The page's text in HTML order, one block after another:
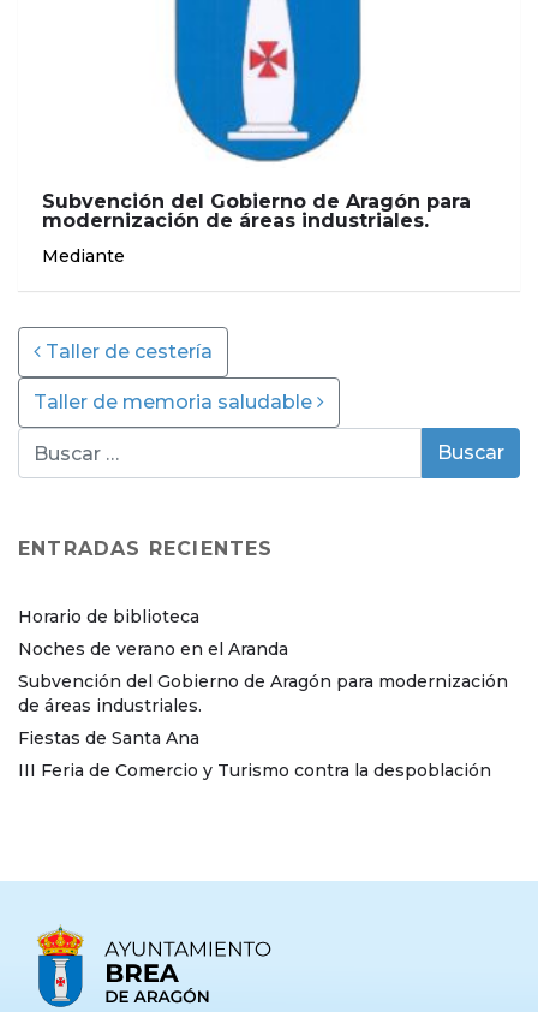
Subvención del Gobierno de Aragón para
modernización de áreas industriales.
Mediante
Post navigation
Taller de cestería
Taller de memoria saludable
ENTRADAS RECIENTES
Horario de biblioteca
Noches de verano en el Aranda
Subvención del Gobierno de Aragón para modernización
de áreas industriales.
Fiestas de Santa Ana
III Feria de Comercio y Turismo contra la despoblación